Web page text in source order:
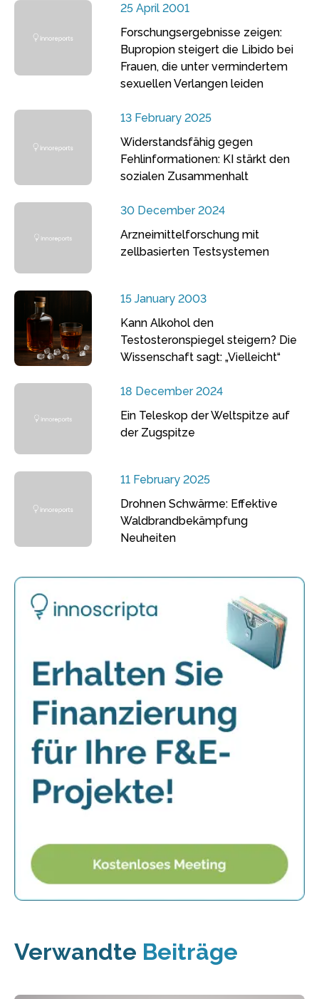
25 April 2001
Forschungsergebnisse zeigen:
Bupropion steigert die Libido bei
Frauen, die unter vermindertem
sexuellen Verlangen leiden
13 February 2025
Widerstandsfähig gegen
Fehlinformationen: KI stärkt den
sozialen Zusammenhalt
30 December 2024
Arzneimittelforschung mit
zellbasierten Testsystemen
15 January 2003
Kann Alkohol den
Testosteronspiegel steigern? Die
Wissenschaft sagt: „Vielleicht“
18 December 2024
Ein Teleskop der Weltspitze auf
der Zugspitze
11 February 2025
Drohnen Schwärme: Effektive
Waldbrandbekämpfung
Neuheiten
Verwandte Beiträge